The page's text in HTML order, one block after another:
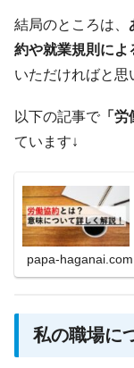
結局のところは、
約や就業規則によ
いただければと思
以下の記事で 「
ています↓
papa-haganai.com
私の職場に